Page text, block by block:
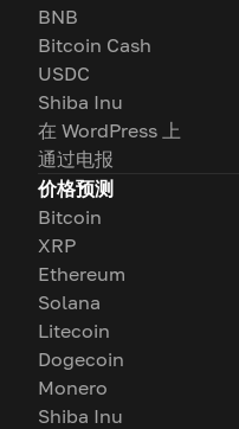
BNB
Bitcoin Cash
USDC
Shiba Inu
在 WordPress 上
通过电报
价格预测
Bitcoin
XRP
Ethereum
Solana
Litecoin
Dogecoin
Monero
Shiba Inu